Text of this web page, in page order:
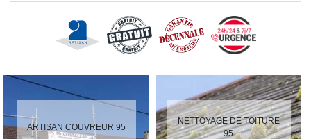
ARTISAN COUVREUR 95
NETTOYAGE DE TOITURE
95